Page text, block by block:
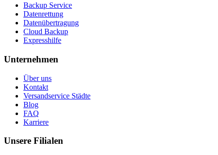
Backup Service
Datenrettung
Datenübertragung
Cloud Backup
Expresshilfe
Unternehmen
Über uns
Kontakt
Versandservice Städte
Blog
FAQ
Karriere
Unsere Filialen